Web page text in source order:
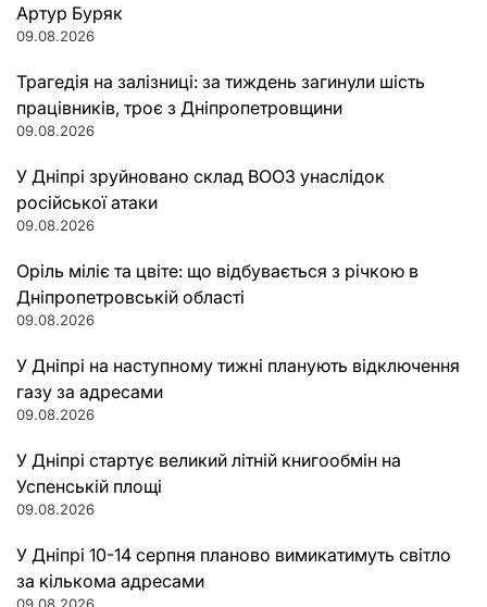
Артур Буряк
09.08.2026
Трагедія на залізниці: за тиждень загинули шість
працівників, троє з Дніпропетровщини
09.08.2026
У Дніпрі зруйновано склад ВООЗ унаслідок
російської атаки
09.08.2026
Оріль міліє та цвіте: що відбувається з річкою в
Дніпропетровській області
09.08.2026
У Дніпрі на наступному тижні планують відключення
газу за адресами
09.08.2026
У Дніпрі стартує великий літній книгообмін на
Успенській площі
09.08.2026
У Дніпрі 10-14 серпня планово вимикатимуть світло
за кількома адресами